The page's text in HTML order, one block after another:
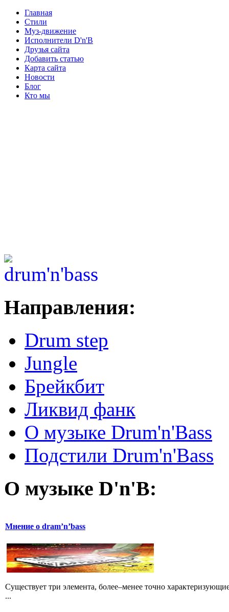
Главная
Стили
Муз-движение
Исполнители D'n'B
Друзья сайта
Добавить статью
Карта сайта
Новости
Блог
Кто мы
Направления:
Drum step
Jungle
Брейкбит
Ликвид фанк
О музыке Drum'n'Bass
Подстили Drum'n'Bass
О музыке D'n'B:
Мнение о dram’n’bass
Существует три элемента, более–менее точно
...